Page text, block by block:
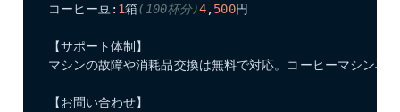
コーヒー豆: 1箱(100杯分)4,500円
【サポート体制】
マシンの故障や消耗品交換は無料で対応。コーヒーマシン専
【お問い合わせ】